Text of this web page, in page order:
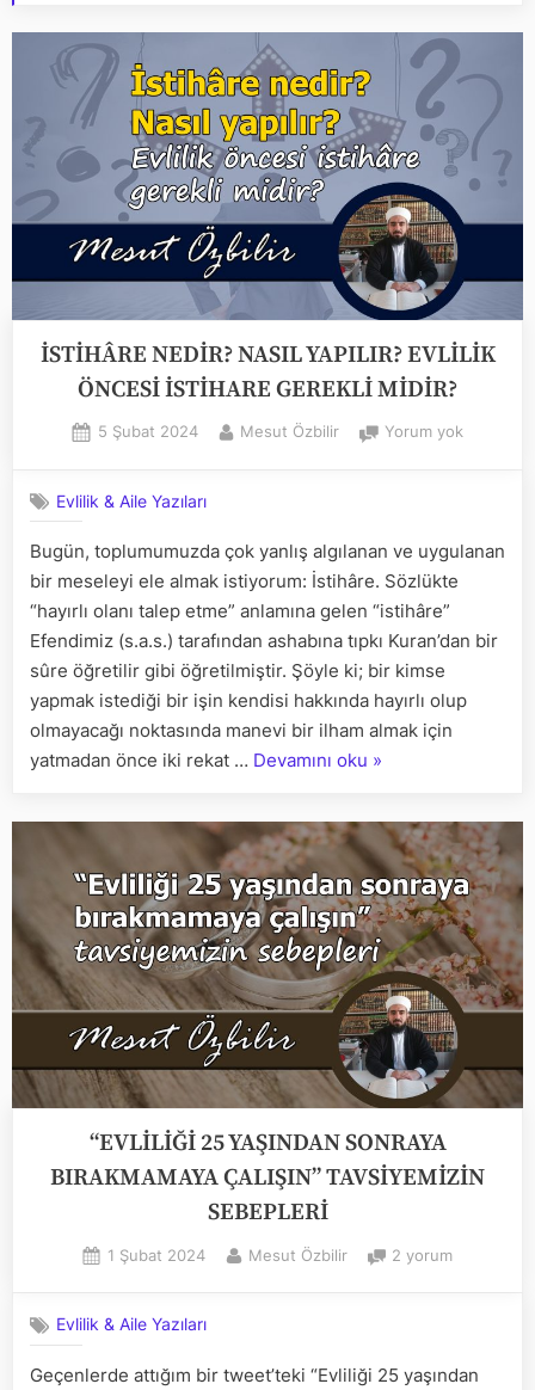
İSTİHÂRE NEDİR? NASIL YAPILIR? EVLİLİK
ÖNCESİ İSTİHARE GEREKLİ MİDİR?
Posted
5 Şubat 2024 By
Mesut Özbilir Yorum yokİSTİHÂRE
ÖNCESİ
MİDİR?
Evlilik & Aile Yazıları
Bugün, toplumumuzda çok yanlış algılanan ve uygulanan
bir meseleyi ele almak istiyorum: İstihâre. Sözlükte
“hayırlı olanı talep etme” anlamına gelen “istihâre”
Efendimiz (s.a.s.) tarafından ashabına tıpkı Kuran’dan bir
sûre öğretilir gibi öğretilmiştir. Şöyle ki; bir kimse
yapmak istediği bir işin kendisi hakkında hayırlı olup
olmayacağı noktasında manevi bir ilham almak için
yatmadan önce iki rekat … Devamını oku “İSTİHÂRE
NASIL
YAPILIR?
EVLİLİK
ÖNCESİ
İSTİHARE
GEREKLİ
MİDİR?”
»
“EVLİLİĞİ 25 YAŞINDAN SONRAYA
BIRAKMAMAYA ÇALIŞIN” TAVSİYEMİZİN
SEBEPLERİ
Posted
1 Şubat 2024 By
Mesut Özbilir
“EVLİLİĞİ
ÇALIŞIN”
2 yorum
Evlilik & Aile Yazıları
Geçenlerde attığım bir tweet’teki “Evliliği 25 yaşından